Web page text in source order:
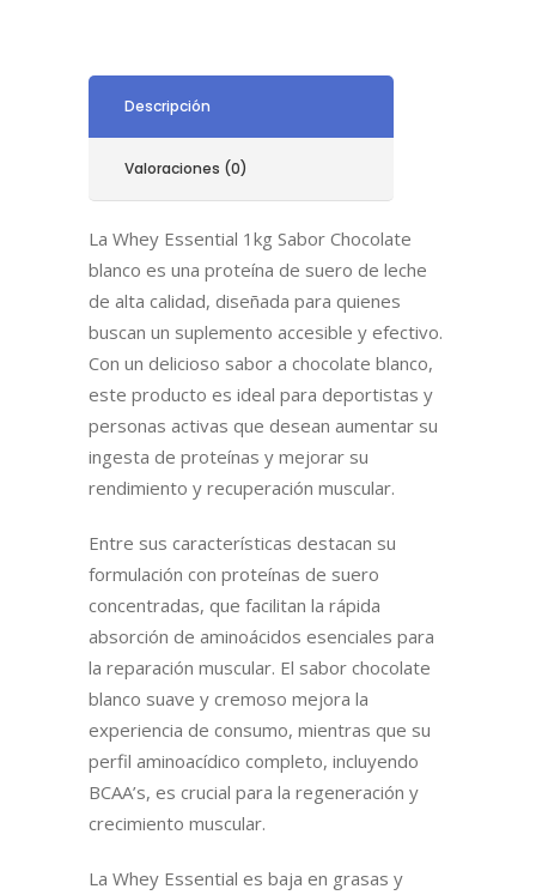
Descripción
Valoraciones (0)
La Whey Essential 1kg Sabor Chocolate
blanco es una proteína de suero de leche
de alta calidad, diseñada para quienes
buscan un suplemento accesible y efectivo.
Con un delicioso sabor a chocolate blanco,
este producto es ideal para deportistas y
personas activas que desean aumentar su
ingesta de proteínas y mejorar su
rendimiento y recuperación muscular.
Entre sus características destacan su
formulación con proteínas de suero
concentradas, que facilitan la rápida
absorción de aminoácidos esenciales para
la reparación muscular. El sabor chocolate
blanco suave y cremoso mejora la
experiencia de consumo, mientras que su
perfil aminoacídico completo, incluyendo
BCAA’s, es crucial para la regeneración y
crecimiento muscular.
La Whey Essential es baja en grasas y